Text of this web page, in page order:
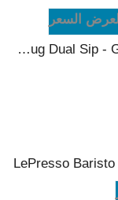
السعر
LePresso Morningscape Tumbler Mug Dual Sip - Gray
LePresso